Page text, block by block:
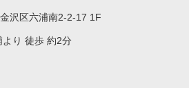
沢区六浦南2-2-17 1F
り 徒歩 約2分